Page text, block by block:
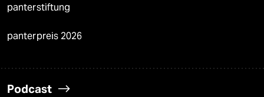
panterstiftung
panterpreis 2026
Podcast